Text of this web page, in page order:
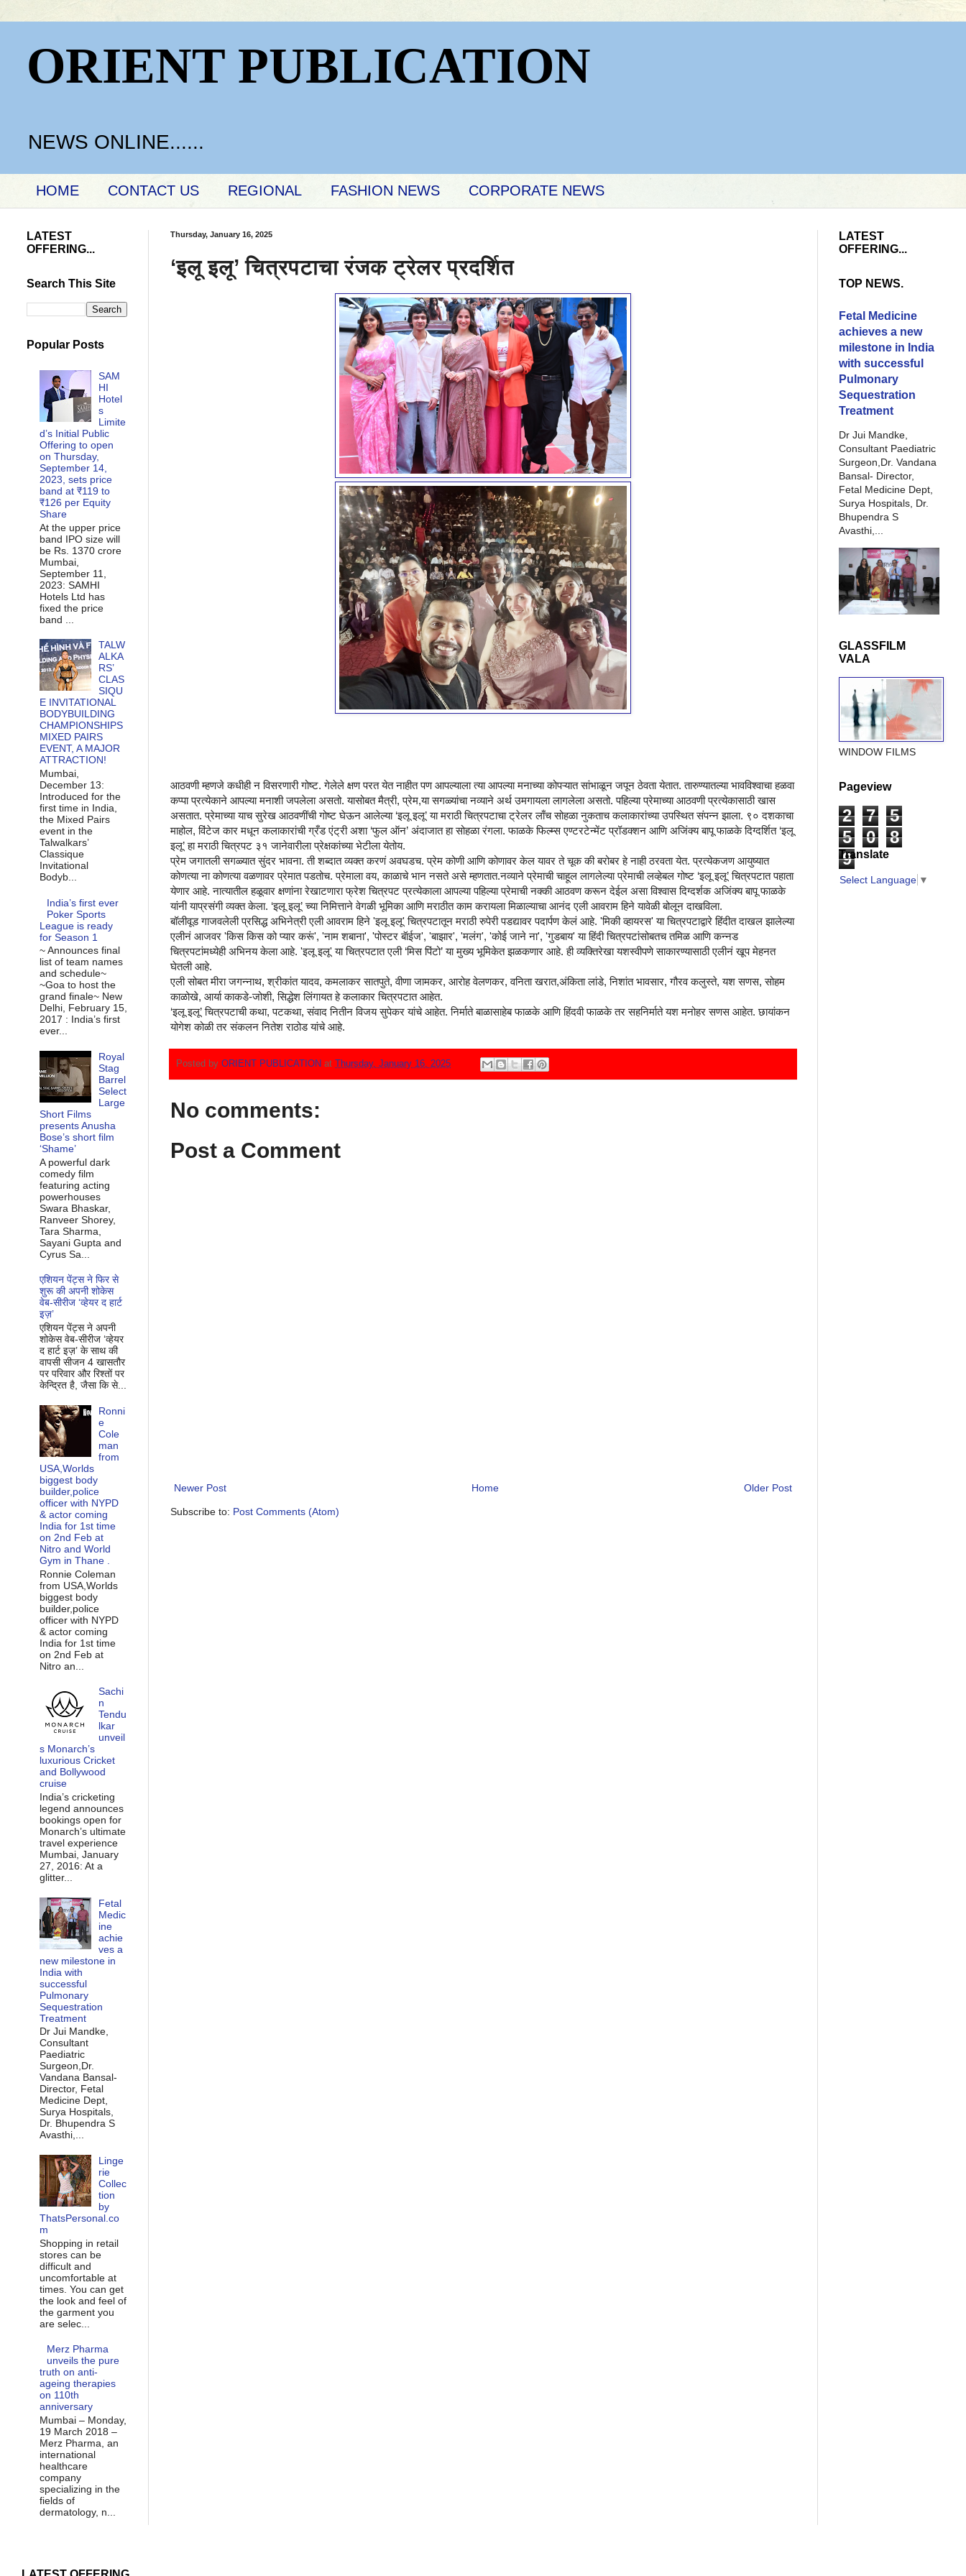
ORIENT PUBLICATION
NEWS ONLINE......
HOME CONTACT US REGIONAL FASHION NEWS CORPORATE NEWS
Thursday, January 16, 2025
‘इलू इलू’ चित्रपटाचा रंजक ट्रेलर प्रदर्शित
आठवणी म्हणजे कधीही न विसरणारी गोष्ट. गेलेले क्षण परत येत नाहीत पण आपल्याला त्या आपल्या मनाच्या कोपऱ्यात सांभाळून जपून ठेवता येतात. तारुण्यातल्या भावविश्वाचा हळवा
कप्पा प्रत्येकाने आपल्या मनाशी जपलेला असतो. यासोबत मैत्री, प्रेम,या सगळ्यांचा नव्याने अर्थ उमगायला लागलेला असतो. पहिल्या प्रेमाच्या आठवणी प्रत्येकासाठी खास
असतात. प्रेमाच्या याच सुरेख आठवणींची गोष्ट घेऊन आलेल्या ‘इलू इलू’ या मराठी चित्रपटाचा ट्रेलर लाँच सोहळा नुकताच कलाकारांच्या उपस्थित संपन्न झाला. ९० दशकाचा
माहोल, विंटेज कार मधून कलाकारांची ग्रँड एंट्री अशा ‘फुल ऑन’ अंदाजात हा सोहळा रंगला. फाळके फिल्म्स एण्टरटेन्मेंट प्रॉडक्शन आणि अजिंक्य बापू फाळके दिग्दर्शित ‘इलू
इलू’ हा मराठी चित्रपट ३१ जानेवारीला प्रेक्षकांच्या भेटीला येतोय.
प्रेम जगातली सगळ्यात सुंदर भावना. ती शब्दात व्यक्त करणं अवघडच. प्रेम कोणी आणि कोणावर केल यावर ते चूक की बरोबर हे नाही ठरवता येत. प्रत्येकजण आयुष्यात
कोणत्या ना कोणत्या वळणावर प्रेमात पडतोच. प्रेमाला वय, काळाचे भान नसते असे म्हणतात.नव्याने प्रेमाची चाहूल लागलेल्या प्रेमाची लव्हेबल गोष्ट ‘इलू इलू’ चित्रपटात पहाता
येणार आहे. नात्यातील हळूवार क्षणांना रेखाटणारा फ्रेश चित्रपट प्रत्येकाला आपल्या पहिल्या प्रेमाची नक्की आठवण करून देईल असा विश्वास दिग्दर्शक अजिंक्य बापू फाळके
यांनी याप्रसंगी व्यक्त केला. ‘इलू इलू’ च्या निमित्ताने वेगळी भूमिका आणि मराठीत काम करायला मिळाल्याचा आनंद एली आवराम हिने यावेळी बोलून दाखविला.
बॉलीवूड गाजवलेली प्रसिद्ध अभिनेत्री एली आवराम हिने 'इलू इलू' चित्रपटातून मराठी रुपेरी पडद्यावर पदार्पण केलं आहे. 'मिकी व्हायरस' या चित्रपटाद्वारे हिंदीत दाखल झालेल्या
एलीनं आजवर 'किस किस को प्यार करूं', 'नाम शबाना', 'पोस्टर बॅाईज', 'बाझार', 'मलंग', 'कोई जाने ना', 'गुडबाय' या हिंदी चित्रपटांसोबतच तमिळ आणि कन्नड
चित्रपटांमध्येही अभिनय केला आहे. 'इलू इलू' या चित्रपटात एली ‘मिस पिंटो’ या मुख्य भूमिकेत झळकणार आहे. ही व्यक्तिरेखा यशस्वीपणे साकारण्यासाठी एलीनं खूप मेहनत
घेतली आहे.
एली सोबत मीरा जगन्नाथ, श्रीकांत यादव, कमलाकर सातपुते, वीणा जामकर, आरोह वेलणकर, वनिता खरात,अंकिता लांडे, निशांत भावसार, गौरव कलुस्ते, यश सणस, सोहम
काळोखे, आर्या काकडे-जोशी, सिद्धेश लिंगायत हे कलाकार चित्रपटात आहेत.
‘इलू इलू’ चित्रपटाची कथा, पटकथा, संवाद नितीन विजय सुपेकर यांचे आहेत. निर्माते बाळासाहेब फाळके आणि हिंदवी फाळके तर सहनिर्माते यश मनोहर सणस आहेत. छायांकन
योगेश कोळी तर संकलन नितेश राठोड यांचे आहे.
Posted by ORIENT PUBLICATION at Thursday, January 16, 2025
No comments:
Post a Comment
Newer Post Older Post
Home
Subscribe to: Post Comments (Atom)
LATEST
OFFERING...
Search This Site
Popular Posts
SAM
HI
Hotel
s
Limite
d’s Initial Public
Offering to open
on Thursday,
September 14,
2023, sets price
band at ₹119 to
₹126 per Equity
Share
At the upper price
band IPO size will
be Rs. 1370 crore
Mumbai,
September 11,
2023: SAMHI
Hotels Ltd has
fixed the price
band ...
TALW
ALKA
RS’
CLAS
SIQU
E INVITATIONAL
BODYBUILDING
CHAMPIONSHIPS
MIXED PAIRS
EVENT, A MAJOR
ATTRACTION!
Mumbai,
December 13:
Introduced for the
first time in India,
the Mixed Pairs
event in the
Talwalkars’
Classique
Invitational
Bodyb...
India’s first ever
Poker Sports
League is ready
for Season 1
~ Announces final
list of team names
and schedule~
~Goa to host the
grand finale~ New
Delhi, February 15,
2017 : India’s first
ever...
Royal
Stag
Barrel
Select
Large
Short Films
presents Anusha
Bose’s short film
‘Shame’
A powerful dark
comedy film
featuring acting
powerhouses
Swara Bhaskar,
Ranveer Shorey,
Tara Sharma,
Sayani Gupta and
Cyrus Sa...
एशियन पेंट्स ने फिर से
शुरू की अपनी शोकेस
वेब-सीरीज ‘व्‍हेयर द हार्ट
इज़’
एशियन पेंट्स ने अपनी
शोकेस वेब-सीरीज ‘व्‍हेयर
द हार्ट इज़’ के साथ की
वापसी सीजन 4 खासतौर
पर परिवार और रिश्‍तों पर
केन्द्रित है, जैसा कि से...
Ronni
e
Cole
man
from
USA,Worlds
biggest body
builder,police
officer with NYPD
& actor coming
India for 1st time
on 2nd Feb at
Nitro and World
Gym in Thane .
Ronnie Coleman
from USA,Worlds
biggest body
builder,police
officer with NYPD
& actor coming
India for 1st time
on 2nd Feb at
Nitro an...
Sachi
n
Tendu
lkar
unveil
s Monarch’s
luxurious Cricket
and Bollywood
cruise
India’s cricketing
legend announces
bookings open for
Monarch’s ultimate
travel experience
Mumbai, January
27, 2016: At a
glitter...
Fetal
Medic
ine
achie
ves a
new milestone in
India with
successful
Pulmonary
Sequestration
Treatment
Dr Jui Mandke,
Consultant
Paediatric
Surgeon,Dr.
Vandana Bansal-
Director, Fetal
Medicine Dept,
Surya Hospitals,
Dr. Bhupendra S
Avasthi,...
Linge
rie
Collec
tion
by
ThatsPersonal.co
m
Shopping in retail
stores can be
difficult and
uncomfortable at
times. You can get
the look and feel of
the garment you
are selec...
Merz Pharma
unveils the pure
truth on anti-
ageing therapies
on 110th
anniversary
Mumbai – Monday,
19 March 2018 –
Merz Pharma, an
international
healthcare
company
specializing in the
fields of
dermatology, n...
LATEST
OFFERING...
TOP NEWS.
Fetal Medicine
achieves a new
milestone in India
with successful
Pulmonary
Sequestration
Treatment
Dr Jui Mandke,
Consultant Paediatric
Surgeon,Dr. Vandana
Bansal- Director,
Fetal Medicine Dept,
Surya Hospitals, Dr.
Bhupendra S
Avasthi,...
GLASSFILM
VALA
WINDOW FILMS
Pageview
2 7
5
5
0
8
9
Translate
Select Language ▼